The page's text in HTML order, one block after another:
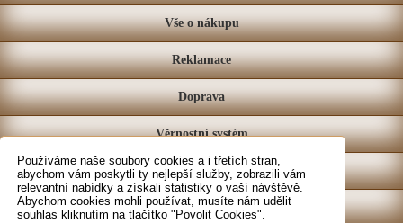
Používáme naše soubory cookies a i třetích stran,
abychom vám poskytli ty nejlepší služby, zobrazili vám
relevantní nabídky a získali statistiky o vaší návštěvě.
Abychom cookies mohli používat, musíte nám udělit
souhlas kliknutím na tlačítko "Povolit Cookies".
Vše o nákupu
Reklamace
Doprava
Věrnostní systém
Prodejna
Kontakt